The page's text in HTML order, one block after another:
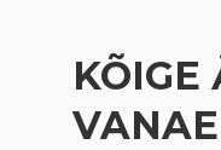
KÕIGE